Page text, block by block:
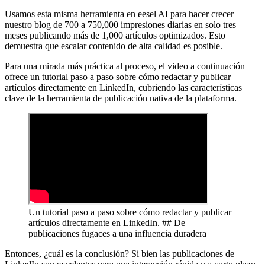
Usamos esta misma herramienta en eesel AI para hacer crecer
nuestro blog de 700 a 750,000 impresiones diarias en solo tres
meses publicando más de 1,000 artículos optimizados. Esto
demuestra que escalar contenido de alta calidad es posible.
Para una mirada más práctica al proceso, el video a continuación
ofrece un tutorial paso a paso sobre cómo redactar y publicar
artículos directamente en LinkedIn, cubriendo las características
clave de la herramienta de publicación nativa de la plataforma.
Un tutorial paso a paso sobre cómo redactar y publicar
artículos directamente en LinkedIn. ## De
publicaciones fugaces a una influencia duradera
Entonces, ¿cuál es la conclusión? Si bien las publicaciones de